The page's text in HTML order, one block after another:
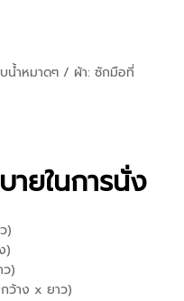
บน้ำหมาดๆ / ผ้า: ซักมือที่
ายในการนั่ง
)
)
)
ว้าง x ยาว)